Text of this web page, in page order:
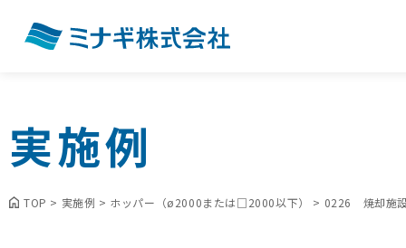
実施例
TOP > 実施例 > ホッパー（ø2000または□2000以下） > 0226 焼却施